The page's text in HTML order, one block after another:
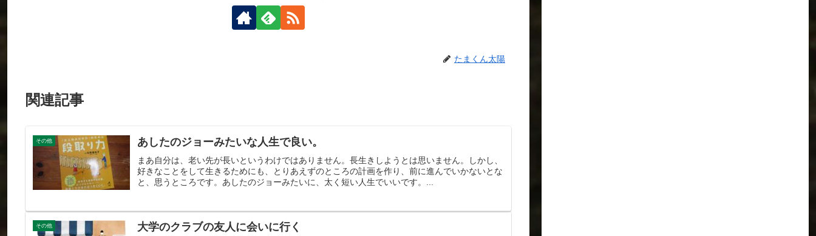
たまくん太陽
関連記事
その他 あしたのジョーみたいな人生で良い。
まあ自分は、老い先が長いというわけではありません。長生きしようとは思いません。しかし、
好きなことをして生きるためにも、とりあえずのところの計画を作り、前に進んでいかないとな
と、思うところです。あしたのジョーみたいに、太く短い人生でいいです。...
その他 大学のクラブの友人に会いに行く